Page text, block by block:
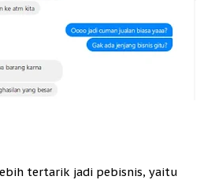
tertarik jadi pebisnis, yaitu